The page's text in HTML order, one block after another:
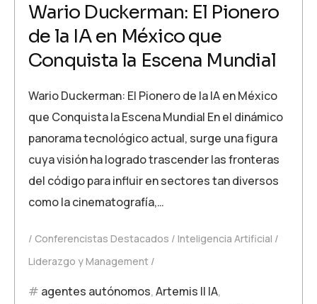
Wario Duckerman: El Pionero
de la IA en México que
Conquista la Escena Mundial
Wario Duckerman: El Pionero de la IA en México
que Conquista la Escena Mundial En el dinámico
panorama tecnológico actual, surge una figura
cuya visión ha logrado trascender las fronteras
del código para influir en sectores tan diversos
como la cinematografía,…
Conferencistas Destacados
Inteligencia Artificial
Liderazgo y Management
agentes autónomos,Artemis II IA,